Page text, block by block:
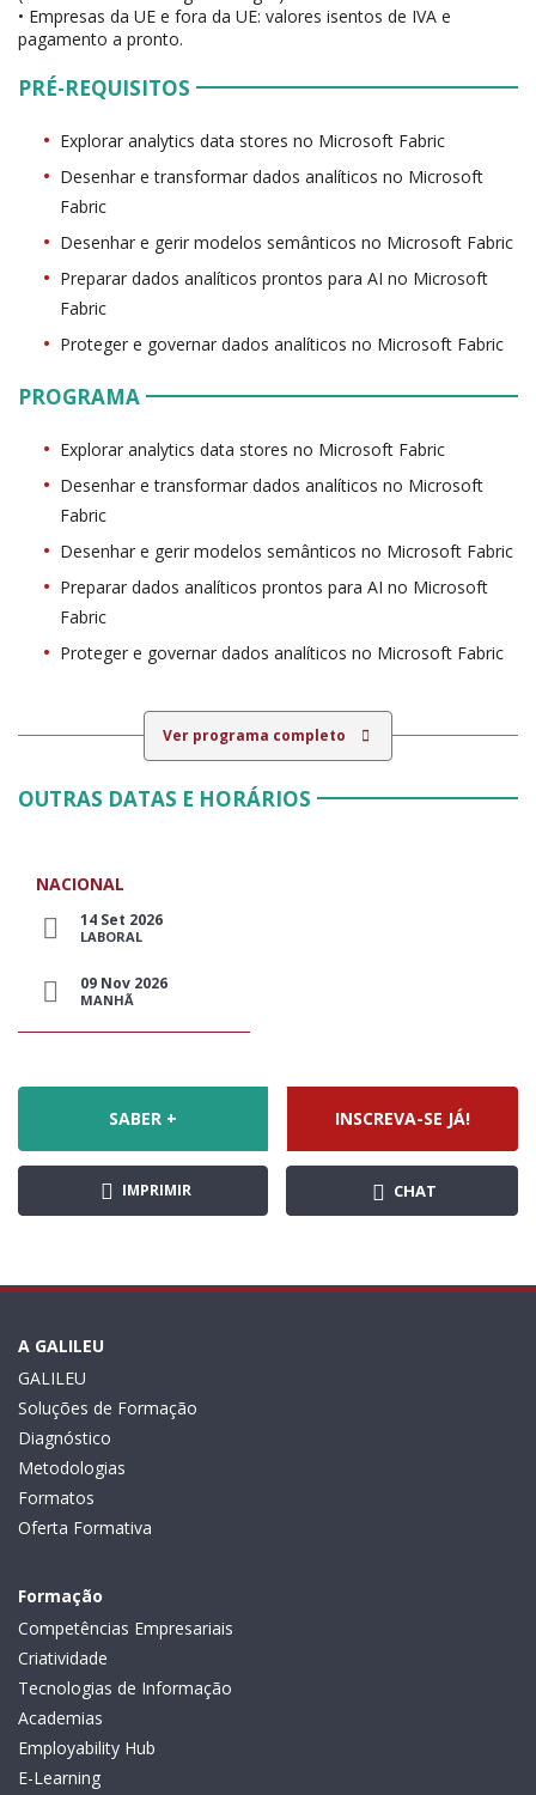
• Empresas da UE e fora da UE: valores isentos de IVA e
pagamento a pronto.
PRÉ-REQUISITOS
Explorar analytics data stores no Microsoft Fabric
Desenhar e transformar dados analíticos no Microsoft
Fabric
Desenhar e gerir modelos semânticos no Microsoft Fabric
Preparar dados analíticos prontos para AI no Microsoft
Fabric
Proteger e governar dados analíticos no Microsoft Fabric
PROGRAMA
Explorar analytics data stores no Microsoft Fabric
Desenhar e transformar dados analíticos no Microsoft
Fabric
Desenhar e gerir modelos semânticos no Microsoft Fabric
Preparar dados analíticos prontos para AI no Microsoft
Fabric
Proteger e governar dados analíticos no Microsoft Fabric
Ver programa completo
OUTRAS DATAS E HORÁRIOS
NACIONAL
14 Set 2026
LABORAL
09 Nov 2026
MANHÃ
SABER + INSCREVA-SE JÁ!
IMPRIMIR CHAT
A GALILEU
GALILEU
Soluções de Formação
Diagnóstico
Metodologias
Formatos
Oferta Formativa
Formação
Competências Empresariais
Criatividade
Tecnologias de Informação
Academias
Employability Hub
E-Learning